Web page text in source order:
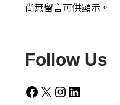
尚無留言可供顯示。
Follow Us
Facebook X Instagram LinkedIn